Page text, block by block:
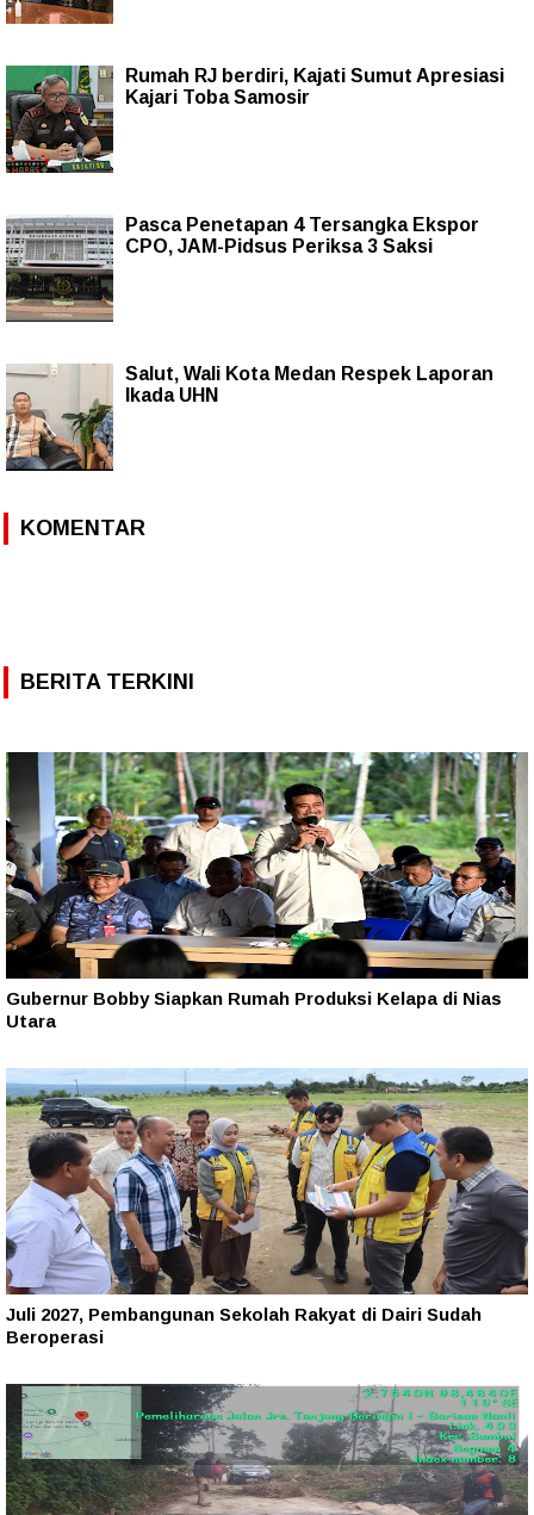
Rumah RJ berdiri, Kajati Sumut Apresiasi
Kajari Toba Samosir
Pasca Penetapan 4 Tersangka Ekspor
CPO, JAM-Pidsus Periksa 3 Saksi
Salut, Wali Kota Medan Respek Laporan
Ikada UHN
KOMENTAR
BERITA TERKINI
Gubernur Bobby Siapkan Rumah Produksi Kelapa di Nias
Utara
Juli 2027, Pembangunan Sekolah Rakyat di Dairi Sudah
Beroperasi